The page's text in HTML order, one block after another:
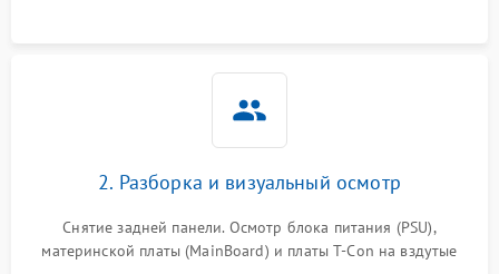
2. Разборка и визуальный осмотр
Снятие задней панели. Осмотр блока питания (PSU),
материнской платы (MainBoard) и платы T-Con на вздутые